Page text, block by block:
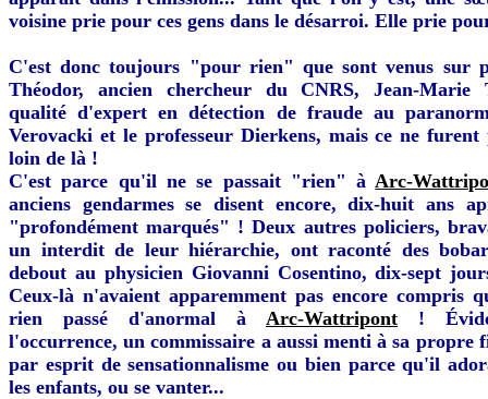
voisine prie pour ces gens dans le désarroi. Elle prie
C'est donc toujours "pour rien" que sont venus sur
Théodor, ancien chercheur du CNRS, Jean-Marie
qualité d'expert en détection de fraude au
Verovacki et le professeur Dierkens, mais ce ne furent
loin de là !
C'est parce qu'il ne se passait "rien" à Arc-
anciens gendarmes se disent encore, dix-huit ans
"profondément marqués" ! Deux autres policiers,
un interdit de leur hiérarchie, ont raconté des
debout au physicien Giovanni Cosentino, dix-sept
Ceux-là n'avaient apparemment pas encore compris
rien passé d'anormal à Arc-Wattripont !
l'occurrence, un commissaire a aussi menti à sa propre
par esprit de sensationnalisme ou bien parce qu'il
les enfants, ou se vanter...